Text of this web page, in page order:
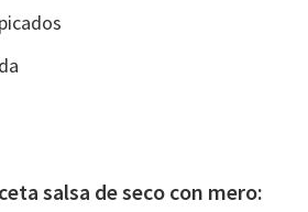
salsa de seco con mero: